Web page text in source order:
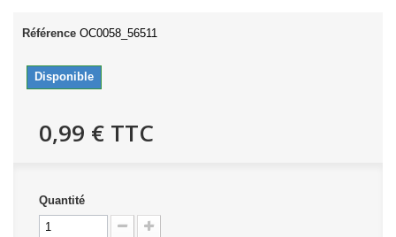
Référence OC0058_56511
Disponible
0,99 € TTC
Quantité